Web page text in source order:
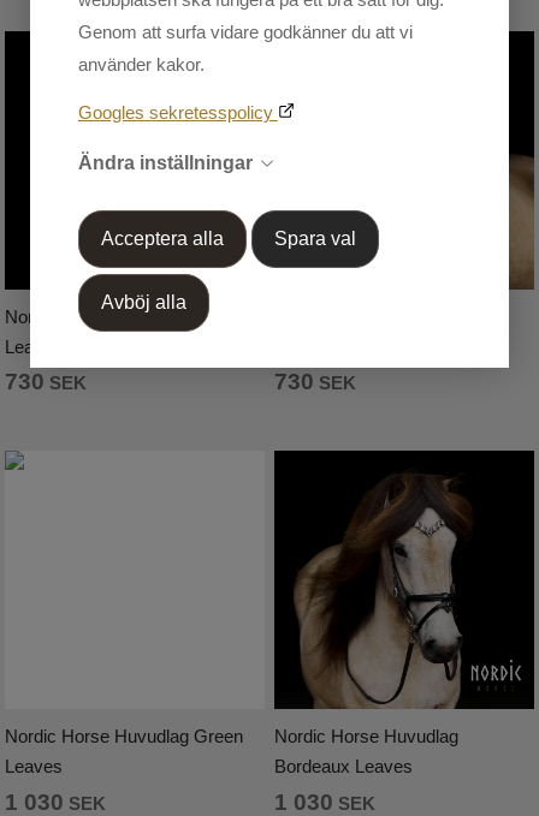
Genom att surfa vidare godkänner du att vi
använder kakor.
Googles sekretesspolicy
Ändra inställningar
Acceptera alla Spara val
Avböj alla
Nordic Horse Pannband Green
Leaves
730 SEK 730 SEK
Nordic Horse Huvudlag Green
Leaves
1 030 SEK
Nordic Horse Huvudlag
Bordeaux Leaves
1 030 SEK